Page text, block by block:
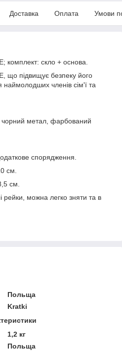
Доставка Оплата Умови
; комплект: скло + основа.
, що підвищує безпеку його
членів сім'ї та
чорний метал, фарбований
спорядження.
см.
см.
рейки, можна легко зняти та в
Польща
Kratki
1,2 кг
Польща